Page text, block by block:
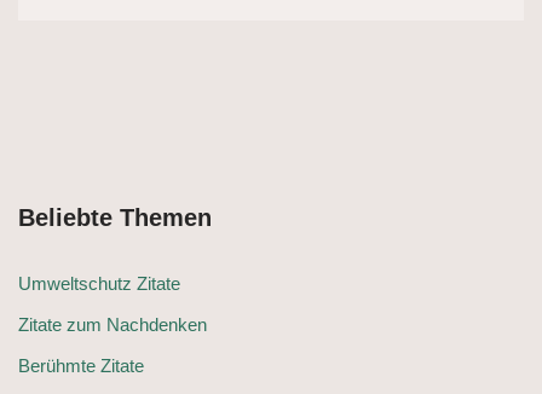
Beliebte Themen
Umweltschutz Zitate
Zitate zum Nachdenken
Berühmte Zitate